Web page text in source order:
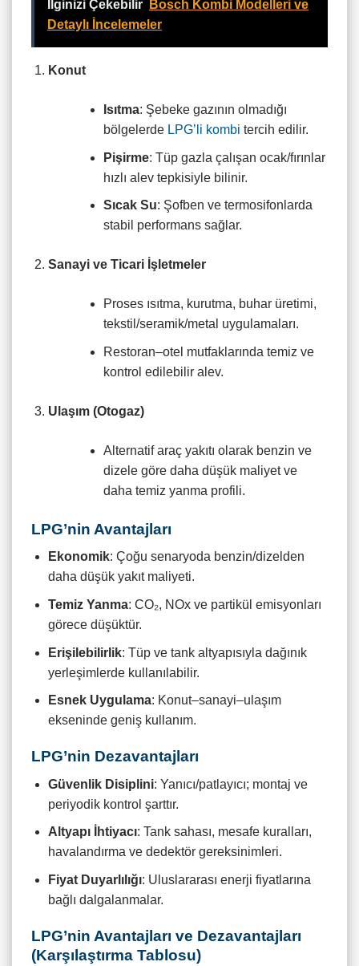
İlginizi Çekebilir
Bosch Kombi Modelleri ve
Detaylı İncelemeler
Konut
Isıtma: Şebeke gazının olmadığı
bölgelerde LPG’li kombi tercih edilir.
Pişirme: Tüp gazla çalışan ocak/fırınlar
hızlı alev tepkisiyle bilinir.
Sıcak Su: Şofben ve termosifonlarda
stabil performans sağlar.
Sanayi ve Ticari İşletmeler
Proses ısıtma, kurutma, buhar üretimi,
tekstil/seramik/metal uygulamaları.
Restoran–otel mutfaklarında temiz ve
kontrol edilebilir alev.
Ulaşım (Otogaz)
Alternatif araç yakıtı olarak benzin ve
dizele göre daha düşük maliyet ve
daha temiz yanma profili.
LPG’nin Avantajları
Ekonomik: Çoğu senaryoda benzin/dizelden
daha düşük yakıt maliyeti.
Temiz Yanma: CO₂, NOx ve partikül emisyonları
görece düşüktür.
Erişilebilirlik: Tüp ve tank altyapısıyla dağınık
yerleşimlerde kullanılabilir.
Esnek Uygulama: Konut–sanayi–ulaşım
ekseninde geniş kullanım.
LPG’nin Dezavantajları
Güvenlik Disiplini: Yanıcı/patlayıcı; montaj ve
periyodik kontrol şarttır.
Altyapı İhtiyacı: Tank sahası, mesafe kuralları,
havalandırma ve dedektör gereksinimleri.
Fiyat Duyarlılığı: Uluslararası enerji fiyatlarına
bağlı dalgalanmalar.
LPG’nin Avantajları ve Dezavantajları
(Karşılaştırma Tablosu)